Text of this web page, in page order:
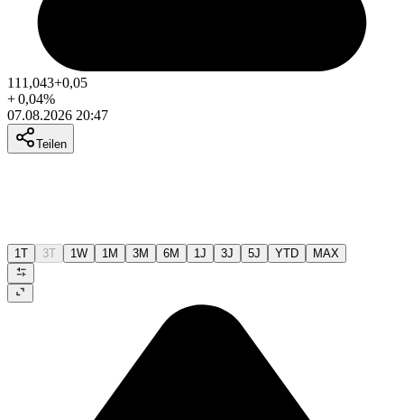
111,043+0,05
+0,04%
07.08.2026 20:47
Teilen
1T 3T 1W 1M 3M 6M 1J 3J 5J YTD MAX